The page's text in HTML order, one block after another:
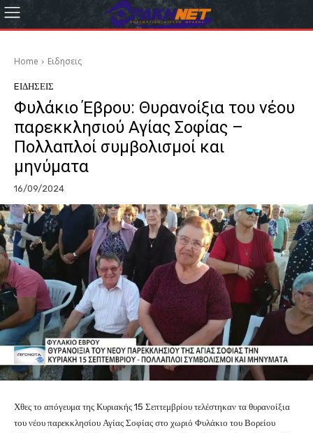
Home Eιδησεις
EΙΔΗΣΕΙΣ
Φυλάκιο Έβρου: Θυρανοίξια του νέου
παρεκκλησιού Αγίας Σοφίας –
Πολλαπλοί συμβολισμοί και
μηνύματα
16/09/2024
Χθες το απόγευμα της Κυριακής 15 Σεπτεμβρίου τελέστηκαν τα θυρανοίξια
του νέου παρεκκλησίου Αγίας Σοφίας στο χωριό Φυλάκιο του Βορείου